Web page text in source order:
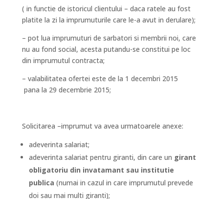
( in functie de istoricul clientului – daca ratele au fost
platite la zi la imprumuturile care le-a avut in derulare);
– pot lua imprumuturi de sarbatori si membrii noi, care
nu au fond social, acesta putandu-se constitui pe loc
din imprumutul contracta;
– valabilitatea ofertei este de la 1 decembri 2015
pana la 29 decembrie 2015;
Solicitarea –imprumut va avea urmatoarele anexe:
adeverinta salariat;
adeverinta salariat pentru giranti, din care un girant
obligatoriu din invatamant sau institutie
publica (numai in cazul in care imprumutul prevede
doi sau mai multi giranti);